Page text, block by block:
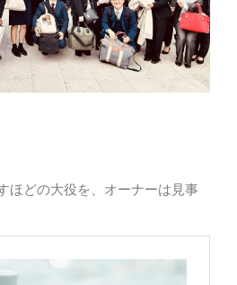
ほどの大役を、オーナーは見事